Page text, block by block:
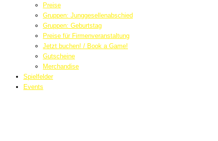
Preise
Gruppen: Junggesellenabschied
Gruppen: Geburtstag
Preise für Firmenveranstaltung
Jetzt buchen! / Book a Game!
Gutscheine
Merchandise
Spielfelder
Events